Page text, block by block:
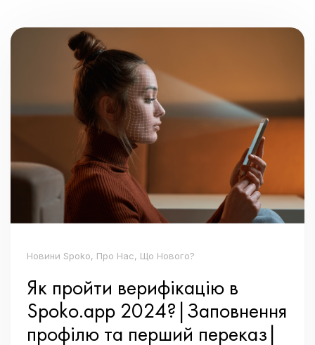
Новини Spoko, Про Нас, Що Нового?
Як пройти верифікацію в
Spoko.app 2024?|Заповнення
профілю та перший переказ|